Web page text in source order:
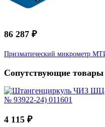
86 287 ₽
Призматический микрометр
Сопутствующие товары
4 115 ₽